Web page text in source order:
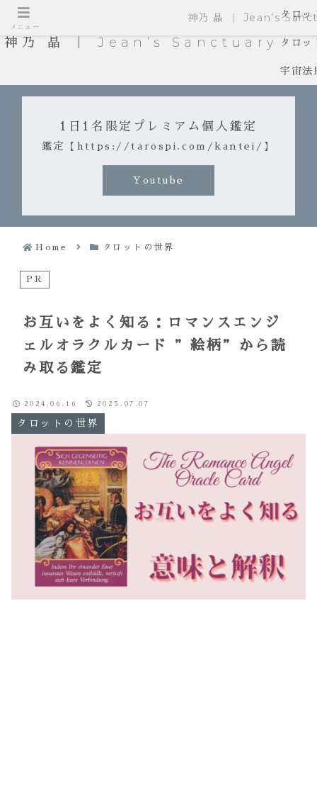
神乃 晶 ｜ Jean’s Sanctuary
タロッ
タロッ
宇宙法
1日1名限定プレミアム個人鑑定
鑑定【https://tarospi.com/kantei/】
Youtube
Home タロットの世界
PR
お互いをよく知る：ロマンスエンジ
ェルオラクルカード ”絵柄”から読
み取る鑑定
タロットの世界
2024.06.16 2025.07.07
メニュー
神乃 晶 ｜ Jean’s